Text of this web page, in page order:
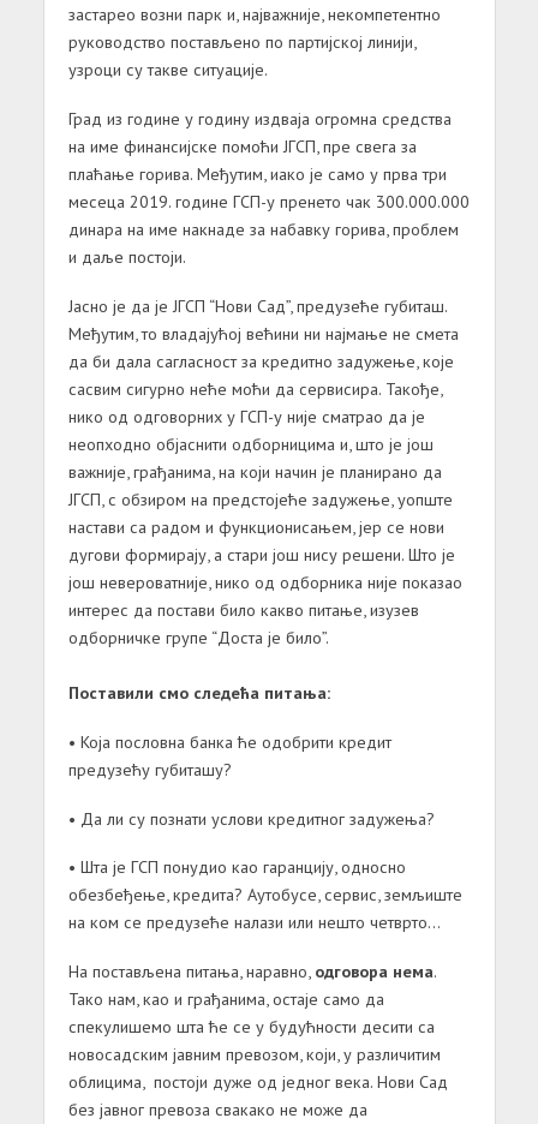
застарео возни парк и, најважније, некомпетентно
руководство постављено по партијској линији,
узроци су такве ситуације.
Град из године у годину издваја огромна средства
на име финансијске помоћи ЈГСП, пре свега за
плаћање горива. Међутим, иако је само у прва три
месеца 2019. године ГСП-у пренето чак 300.000.000
динара на име накнаде за набавку горива, проблем
и даље постоји.
Јасно је да је ЈГСП “Нови Сад”, предузеће губиташ.
Међутим, то владајућој већини ни најмање не смета
да би дала сагласност за кредитно задужење, које
сасвим сигурно неће моћи да сервисира. Такође,
нико од одговорних у ГСП-у није сматрао да је
неопходно објаснити одборницима и, што је још
важније, грађанима, на који начин је планирано да
ЈГСП, с обзиром на предстојеће задужење, уопште
настави са радом и функционисањем, јер се нови
дугови формирају, а стари још нису решени. Што је
још невероватније, нико од одборника није показао
интерес да постави било какво питање, изузев
одборничке групе “Доста је било”.
Поставили смо следећа питања:
• Која пословна банка ће одобрити кредит
предузећу губиташу?
• Да ли су познати услови кредитног задужења?
• Шта је ГСП понудио као гаранцију, односно
обезбеђење, кредита? Аутобусе, сервис, земљиште
на ком се предузеће налази или нешто четврто…
На постављена питања, наравно, одговора нема.
Тако нам, као и грађанима, остаје само да
спекулишемо шта ће се у будућности десити са
новосадским јавним превозом, који, у различитим
облицима, постоји дуже од једног века. Нови Сад
без јавног превоза свакако не може да